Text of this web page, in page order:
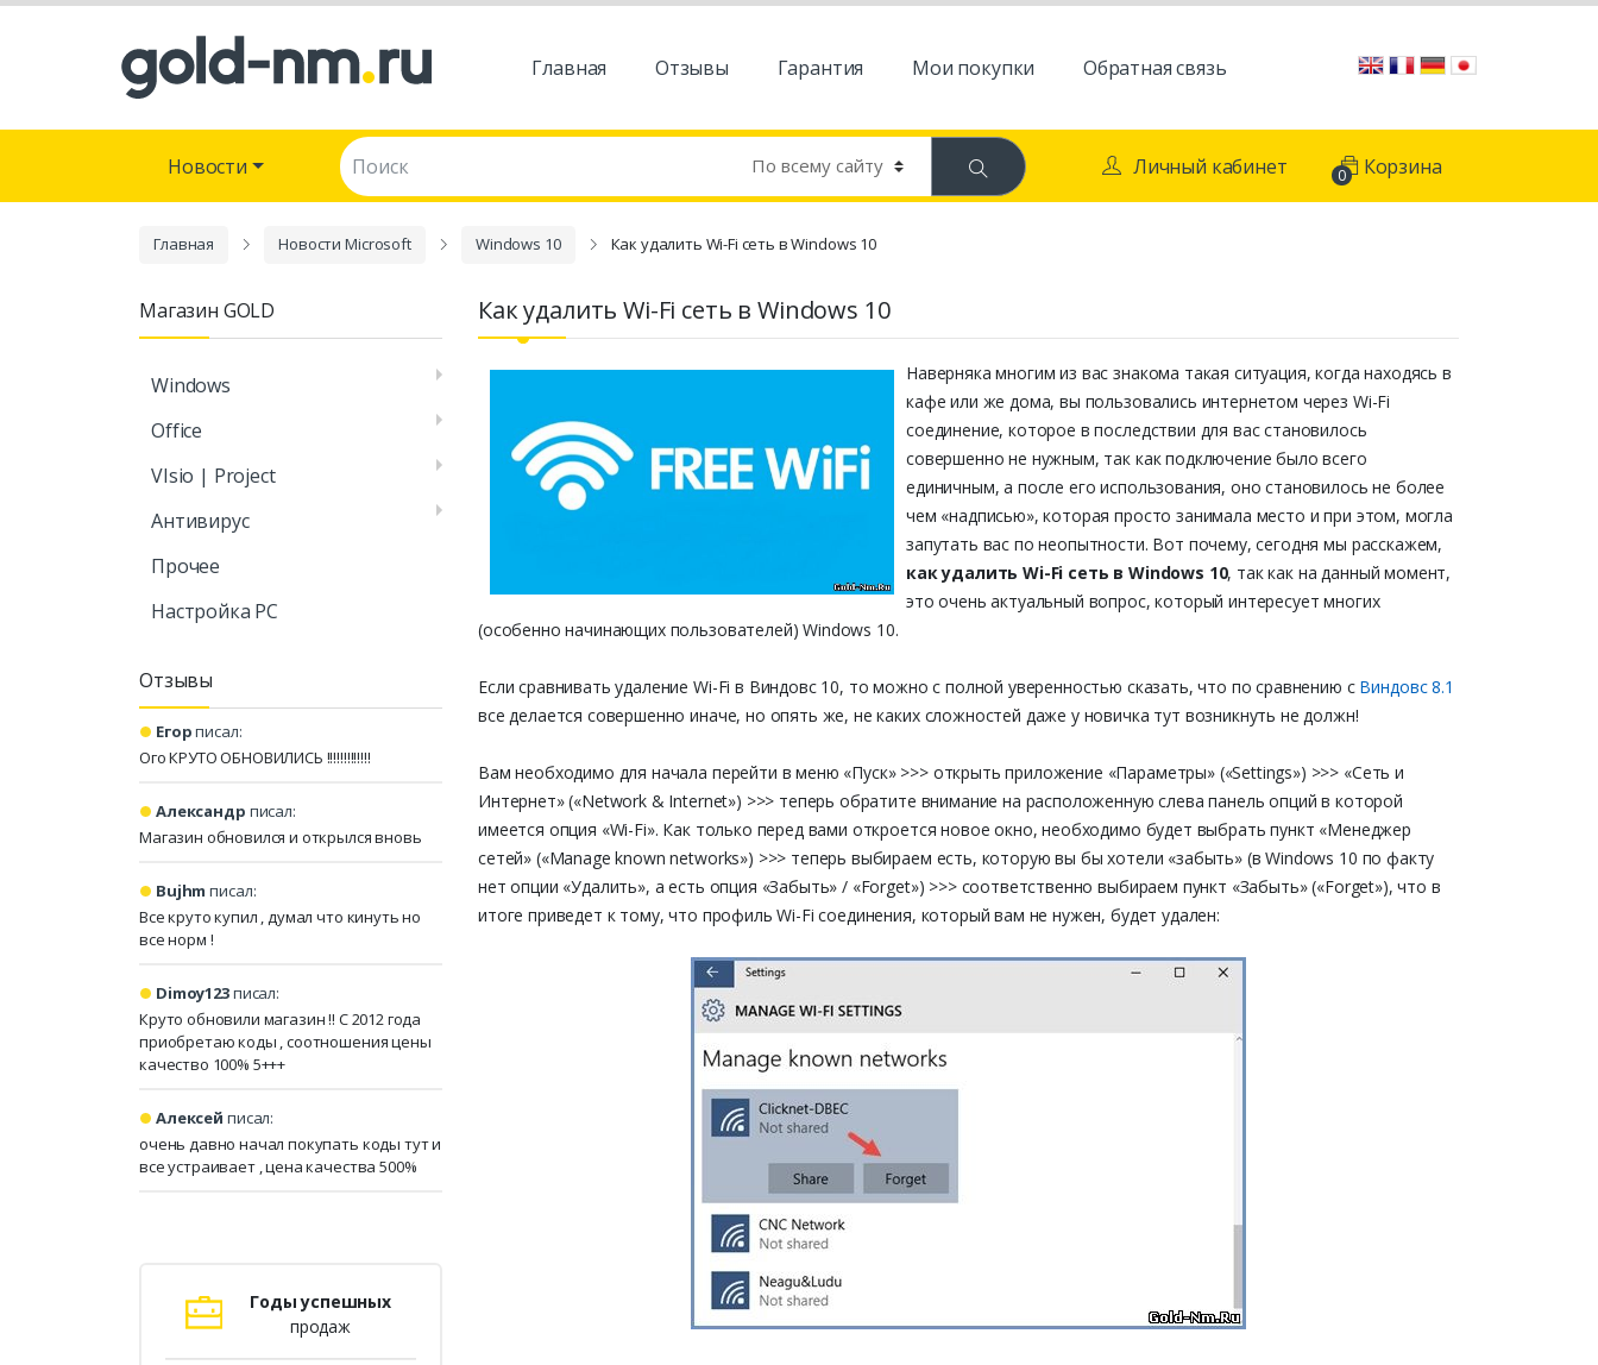
Главная Отзывы Гарантия Мои покупки Обратная связь
Новости
Поиск:
Личный кабинет 0 Корзина
Главная Новости Microsoft Windows 10 Как удалить Wi-Fi сеть в Windows 10
Магазин GOLD
Windows
Office
VIsio | Project
Антивирус
Прочее
Настройка PC
Отзывы
Егорписал:
Ого КРУТО ОБНОВИЛИСЬ !!!!!!!!!!!!!
Александр писал:
Магазин обновился и открылся вновь
Bujhm писал:
Все круто купил , думал что кинуть но
все норм !
Dimoy123писал:
Круто обновили магазин !! С 2012 года
приобретаю коды , соотношения цены
качество 100% 5+++
Алексей писал:
очень давно начал покупать коды тут и
все устраивает , цена качества 500%
Годы успешных
продаж
Как удалить Wi-Fi сеть в Windows 10
Наверняка многим из вас знакома такая ситуация, когда находясь в
кафе или же дома, вы пользовались интернетом через Wi-Fi
соединение, которое в последствии для вас становилось
совершенно не нужным, так как подключение было всего
единичным, а после его использования, оно становилось не более
чем «надписью», которая просто занимала место и при этом, могла
запутать вас по неопытности. Вот почему, сегодня мы расскажем,
как удалить Wi-Fi сеть в Windows 10, так как на данный момент,
это очень актуальный вопрос, который интересует многих
(особенно начинающих пользователей) Windows 10.
Если сравнивать удаление Wi-Fi в Виндовс 10, то можно с полной уверенностью сказать, что по сравнению с Виндовс 8.1
все делается совершенно иначе, но опять же, не каких сложностей даже у новичка тут возникнуть не должн!
Вам необходимо для начала перейти в меню «Пуск» >>> открыть приложение «Параметры» («Settings») >>> «Сеть и
Интернет» («Network & Internet») >>> теперь обратите внимание на расположенную слева панель опций в которой
имеется опция «Wi-Fi». Как только перед вами откроется новое окно, необходимо будет выбрать пункт «Менеджер
сетей» («Manage known networks») >>> теперь выбираем есть, которую вы бы хотели «забыть» (в Windows 10 по факту
нет опции «Удалить», а есть опция «Забыть» / «Forget») >>> соответственно выбираем пункт «Забыть» («Forget»), что в
итоге приведет к тому, что профиль Wi-Fi соединения, который вам не нужен, будет удален: